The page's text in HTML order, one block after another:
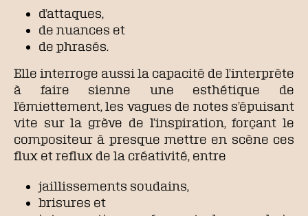
d’attaques,
de nuances et
de phrasés.
Elle interroge aussi la capacité de l’interprète
à faire sienne une esthétique de
l’émiettement, les vagues de notes s’épuisant
vite sur la grève de l’inspiration, forçant le
compositeur à presque mettre en scène ces
flux et reflux de la créativité, entre
jaillissements soudains,
brisures et